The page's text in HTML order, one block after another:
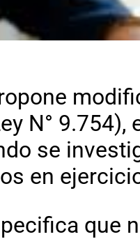
N°
se
en
que